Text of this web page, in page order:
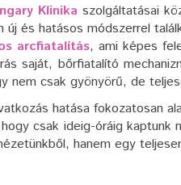
Klinika szolgáltatásai
új és hatásos módszerrel
arcfiatalítás, ami képes
saját, bőrfiatalító
nem csak gyönyörű, de
hatása fokozatosan
csak ideig-óráig
hanem egy